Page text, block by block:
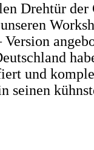
Drehtür der
und
seinen